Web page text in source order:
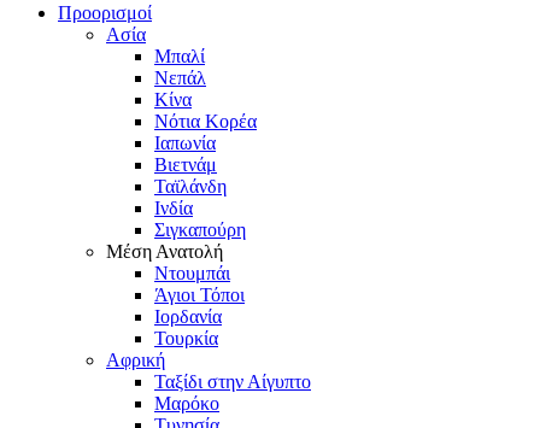
Προορισμοί
Ασία
Μπαλί
Νεπάλ
Κίνα
Νότια Κορέα
Ιαπωνία
Βιετνάμ
Ταϊλάνδη
Ινδία
Σιγκαπούρη
Μέση Ανατολή
Ντουμπάι
Άγιοι Τόποι
Ιορδανία
Τουρκία
Αφρική
Ταξίδι στην Αίγυπτο
Μαρόκο